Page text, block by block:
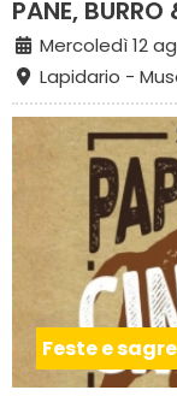
PANE,
Mercoledì 12
Lapidario -
Feste e sagre